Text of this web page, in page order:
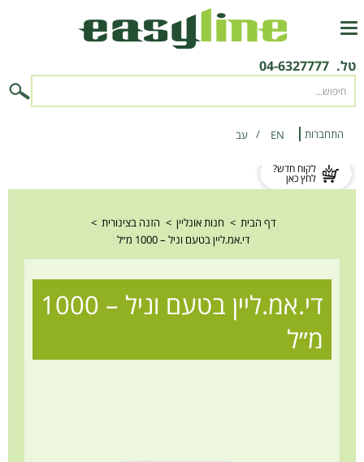
טל. 04-6327777
התחברות EN ‫עב‬
לקוח חדש?
לחץ כאן
דף הבית > חנות אונליין > הזנה בצינורית >
די.אמ.ליין בטעם וניל – 1000 מ״ל
די.אמ.ליין בטעם וניל – 1000
מ״ל